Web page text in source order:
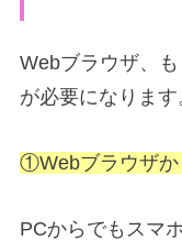
Webブラウザ、
が必要になります
①Webブラウザか
PCからでもスマ